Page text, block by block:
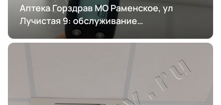
Аптека Горздрав МО Раменское, ул
Лучистая 9: обслуживание
кондиционирования